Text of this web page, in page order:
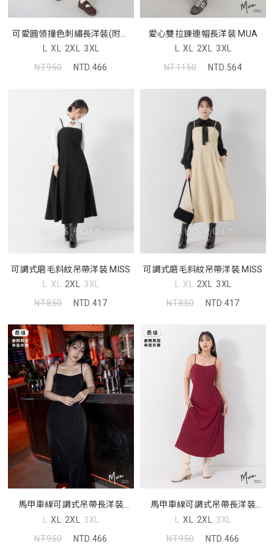
可愛圓領撞色刺繡長洋裝(附綁
帶)
L XL 2XL 3XL
NT.950
NTD.466
愛心雙拉鍊連帽長洋裝 MUA
L XL 2XL 3XL
NT.1150
NTD.564
可調式磨毛斜紋吊帶洋裝 MISS
L XL 2XL 3XL
NT.850
NTD.417
可調式磨毛斜紋吊帶洋裝 MISS
L XL 2XL 3XL
NT.850
NTD.417
馬甲車線可調式吊帶長洋裝
MUA
L XL 2XL 3XL
NT.950
NTD.466
馬甲車線可調式吊帶長洋裝
MUA
L XL 2XL 3XL
NT.950
NTD.466